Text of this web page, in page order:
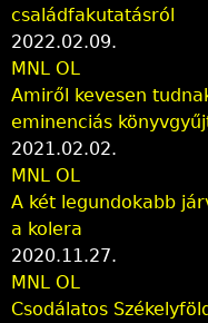
családfakutatásról
2022.02.09.
MNL OL
Amiről kevesen
eminenciás
2021.02.02.
MNL OL
A két legundokabb
a kolera
2020.11.27.
MNL OL
Csodálatos